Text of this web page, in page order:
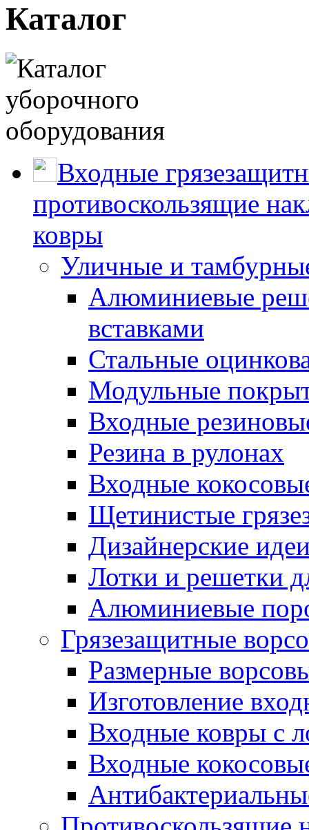
Каталог
Входные
противоскользящие
ковры
Уличные и
Алюминиевые
вставками
Стальные
Модульные
Входные
Резина в рулонах
Входные
Щетинистые
Дизайнерские
Лотки и решетки
Алюминиевые
Грязезащитные
Размерные
Изготовление
Входные ковры с
Входные